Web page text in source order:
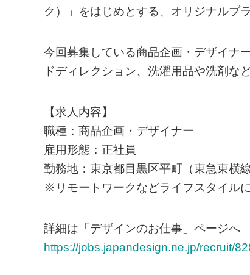
ク）」をはじめとする、オリジナルブ
今回募集している商品企画・デザイナ
ドディレクション、洗濯用品や洗剤な
【求人内容】
職種：商品企画・デザイナー
雇用形態：正社員
勤務地：東京都目黒区平町（東急東横
※リモートワークなどライフスタイル
詳細は「デザインのお仕事」ページへ
https://jobs.japandesign.ne.jp/recruit/